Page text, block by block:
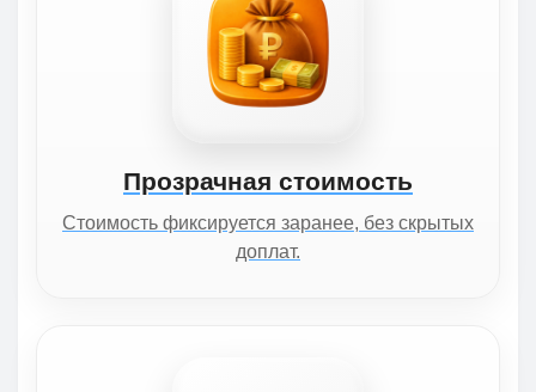
Прозрачная стоимость
Стоимость фиксируется заранее, без скрытых
доплат.